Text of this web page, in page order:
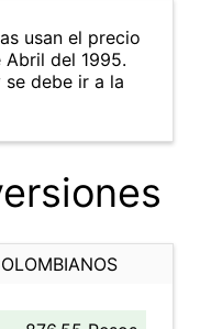
usan el precio
del 1995.
debe ir a la